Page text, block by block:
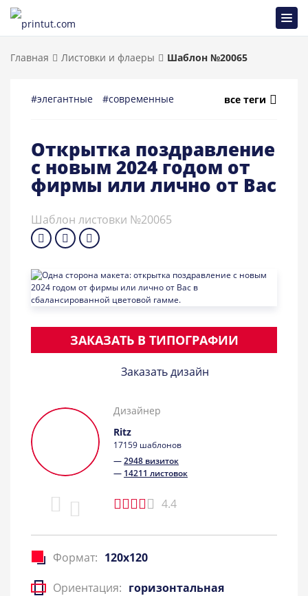
Главная Листовки и флаеры Шаблон №20065
#элегантные #современные #праздничные
все теги
Открытка поздравление
с новым 2024 годом от
фирмы или лично от Вас
Шаблон листовки №20065
ЗАКАЗАТЬ В ТИПОГРАФИИ
Заказать дизайн
Дизайнер
Ritz
17159 шаблонов
—2948 визиток
— 14211 листовок
4.4
Формат: 120x120
Ориентация: горизонтальная